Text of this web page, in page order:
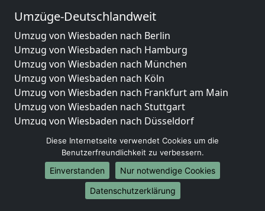
Umzüge-Deutschlandweit
Umzug von Wiesbaden nach Berlin
Umzug von Wiesbaden nach Hamburg
Umzug von Wiesbaden nach München
Umzug von Wiesbaden nach Köln
Umzug von Wiesbaden nach Frankfurt am Main
Umzug von Wiesbaden nach Stuttgart
Umzug von Wiesbaden nach Düsseldorf
Umzug von Wiesbaden nach Leipzig
Umzug von Wiesbaden nach Dortmund
Umzug von Wiesbaden nach Essen
Umzug von Wiesbaden nach Bremen
Umzug von Wiesbaden nach Dresden
Diese Internetseite verwendet Cookies um die
Benutzerfreundlichkeit zu verbessern.
Einverstanden
Nur notwendige Cookies
Datenschutzerklärung